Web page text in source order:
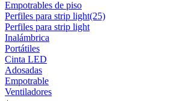
Empotrables de piso
Perfiles para strip light(25)
Perfiles para strip light
Inalámbrica
Portátiles
Cinta LED
Adosadas
Empotrable
Ventiladores